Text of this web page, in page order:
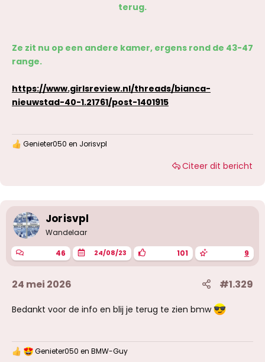
terug.
Ze zit nu op een andere kamer, ergens rond de 43-47
range.
https://www.girlsreview.nl/threads/bianca-
nieuwstad-40-1.21761/post-1401915
W
n
g
n
:
Genieter050 en Jorisvpl
Citeer dit bericht
Jorisvpl
Wandelaar
46 24/08/23 101 9
24 mei 2026 #1.329
Bedankt voor de info en blij je terug te zien bmw
W
Genieter050 en BMW-Guy